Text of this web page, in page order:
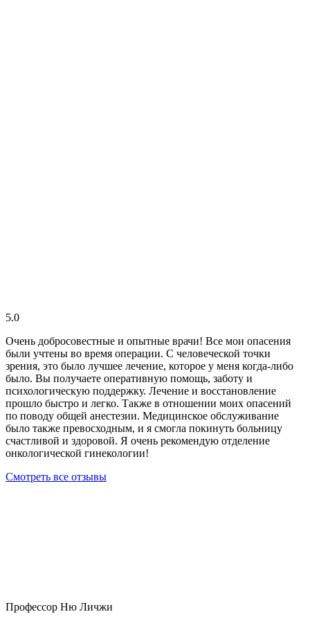
5.0
Очень добросовестные и опытные врачи! Все мои опасения
были учтены во время операции. С человеческой точки
зрения, это было лучшее лечение, которое у меня когда-либо
было. Вы получаете оперативную помощь, заботу и
психологическую поддержку. Лечение и восстановление
прошло быстро и легко. Также в отношении моих опасений
по поводу общей анестезии. Медицинское обслуживание
было также превосходным, и я смогла покинуть больницу
счастливой и здоровой. Я очень рекомендую отделение
онкологической гинекологии!
Смотреть все отзывы
Профессор Ню Личжи